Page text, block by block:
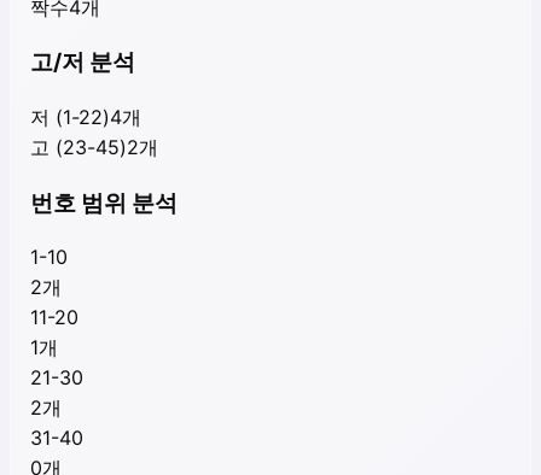
짝수4개
고/저 분석
저 (1-22)4개
고 (23-45)2개
번호 범위 분석
1-10
2개
11-20
1개
21-30
2개
31-40
0개